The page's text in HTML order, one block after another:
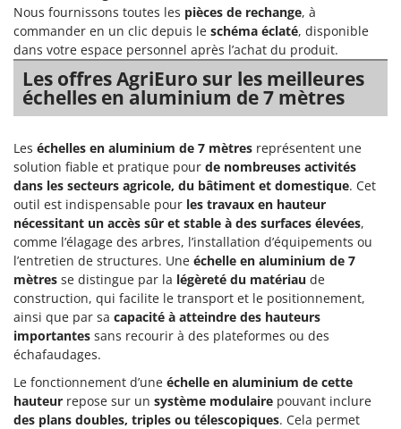
Chaudrons électriques pour polenta
Cisailles à gazon à batterie
Cisailles taille-haies manuelles
Climatiseurs
Compresseurs d'air électriques
Compresseurs pour la récolte des olives et la taille
Coupe-bordures - Trimmers
Coupe-branches
Couveuses à œufs
Cultivateurs Tiller à ressorts - Extirpateurs
D
Débroussailleuses
Décompacteurs agricoles
Découpeurs plasma
Déplaqueuses de gazon
Désherbeurs thermiques et mécaniques
Barbieri
Batavia
Benassi
Beper
Berkel
Bernardi
Bertolini Pumps
Besser Vacuum
Bestway
Beta tools
Bissell
Black & Decker
BlackStone
Blue Bird
Bomet
Bosch
repliée. Comparées aux échelles
traditionnelles, elles offrent une
plus grande polyvalence, ce qui les
rend idéales pour les utilisateurs
qui travaillent fréquemment sur
des surfaces irrégulières. Il est
recommandé de les nettoyer, de
vérifier régulièrement l'intégrité
de la structure, des articulations et
rangement. Idéaux pour les
usages domestiques où simplicité
et rapidité de mise en œuvre sont
essentielles, ils nécessitent
uniquement d'être nettoyés, de
vérifier périodiquement l'intégrité
de leur structure et d'être
conservés dans un endroit sec.
Nous fournissons toutes les pièces de rechange, à
commander en un clic depuis le schéma éclaté, disponible
dans votre espace personnel après l’achat du produit.
Les offres AgriEuro sur les meilleures
échelles en aluminium de 7 mètres
Les échelles en aluminium de 7 mètres représentent une
solution fiable et pratique pour de nombreuses activités
dans les secteurs agricole, du bâtiment et domestique. Cet
outil est indispensable pour les travaux en hauteur
nécessitant un accès sûr et stable à des surfaces élevées,
comme l’élagage des arbres, l’installation d’équipements ou
l’entretien de structures. Une échelle en aluminium de 7
mètres se distingue par la légèreté du matériau de
construction, qui facilite le transport et le positionnement,
ainsi que par sa capacité à atteindre des hauteurs
importantes sans recourir à des plateformes ou des
échafaudages.
Le fonctionnement d’une échelle en aluminium de cette
hauteur repose sur un système modulaire pouvant inclure
des plans doubles, triples ou télescopiques. Cela permet